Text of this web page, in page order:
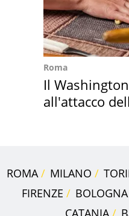
Roma
Il
all'attacco
ROMA MILANO
FIRENZE
BOLOGNA
CATANIA